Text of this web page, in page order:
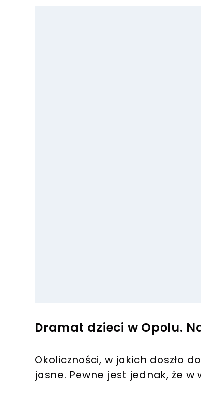
Dramat dzieci w Opolu.
Okoliczności, w jakich doszło
jasne. Pewne jest jednak, że w